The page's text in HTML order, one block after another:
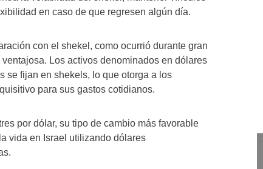
en caso de que regresen algún día.
con el shekel, como ocurrió durante gran
Los activos denominados en dólares
se fijan en shekels, lo que otorga a los
para sus gastos cotidianos.
por dólar, su tipo de cambio más favorable
vida en Israel utilizando dólares